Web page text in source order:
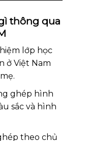
thông qua
lớp học
ở Việt Nam
ghép hình
sắc và hình
theo chủ